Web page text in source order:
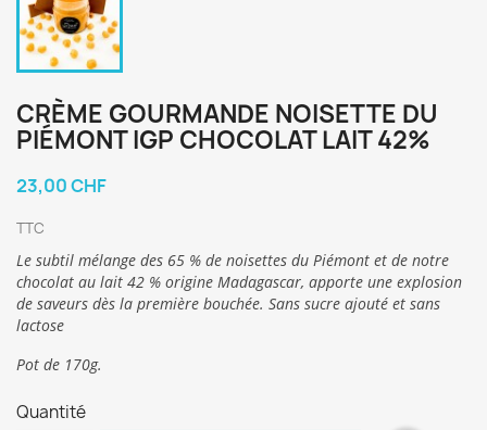
CRÈME GOURMANDE NOISETTE DU
PIÉMONT IGP CHOCOLAT LAIT 42%
23,00 CHF
TTC
Le subtil mélange des 65 % de noisettes du Piémont et de notre
chocolat au lait 42 % origine Madagascar, apporte une explosion
de saveurs dès la première bouchée. Sans sucre ajouté et sans
lactose
Pot de 170g.
Quantité